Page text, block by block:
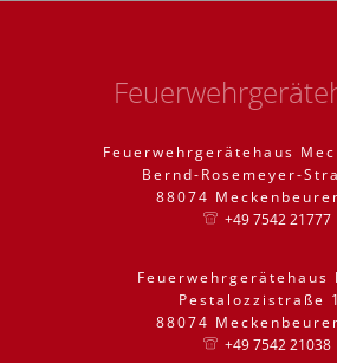
Feuerwehrgerätehaus
Bernd-Rosemeyer-
88074
+49 7542 21777
Feuerwehrgerätehaus
Pestalozzistraße
88074
+49 7542 21038